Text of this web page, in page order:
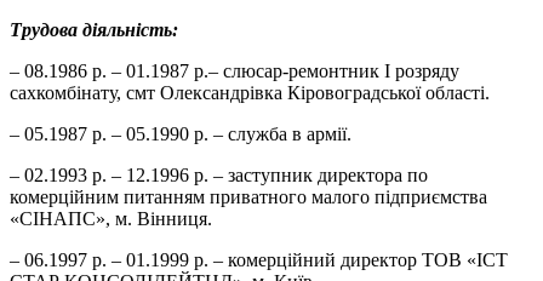
Трудова діяльність:
– 08.1986 р. – 01.1987 р.– слюсар-ремонтник І розряду
сахкомбінату, смт Олександрівка Кіровоградської області.
– 05.1987 р. – 05.1990 р. – служба в армії.
– 02.1993 р. – 12.1996 р. – заступник директора по
комерційним питанням приватного малого підприємства
«СІНАПС», м. Вінниця.
– 06.1997 р. – 01.1999 р. – комерційний директор ТОВ «ІСТ